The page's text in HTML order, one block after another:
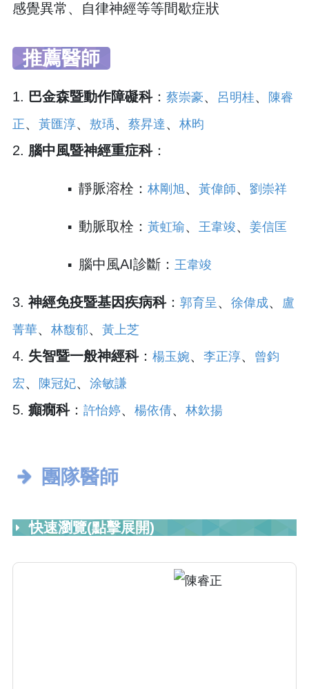
感覺異常、自律神經等等間歇症狀
推薦醫師
1. 巴金森暨動作障礙科： 蔡崇豪、 呂明桂、
陳睿
正、 黃匯淳、 敖瑀、 蔡昇達 、 林昀
2. 腦中風暨神經重症科：
▪ 靜脈溶栓： 林剛旭、 黃偉師、 劉崇祥
▪ 動脈取栓： 黃虹瑜、 王韋竣、 姜信匡
▪ 腦中風AI診斷： 王韋竣
3.神經免疫暨基因疾病科： 郭育呈、 徐偉成、 盧
菁華、 林馥郁、 黃上芝
4. 失智暨一般神經科： 楊玉婉、 李正淳、 曾鈞
宏、 陳冠妃、 涂敏謙
5. 癲癇科： 許怡婷、 楊依倩、 林欽揚
團隊醫師
快速瀏覽(點擊展開)